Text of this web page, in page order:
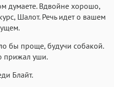
думаете. Вдвойне хорошо,
Шалот. Речь идет о вашем
бы проще, будучи собакой.
прижал уши.
Блайт.